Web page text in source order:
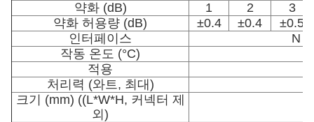
약화 (dB)
1 2
3
약화 허용량 (dB)
±0.4 ±0.4
±0.5
인터페이스
N
작동 온도 (°C)
적용
처리력 (와트, 최대)
크기 (mm) ((L*W*H, 커넥터 제
외)